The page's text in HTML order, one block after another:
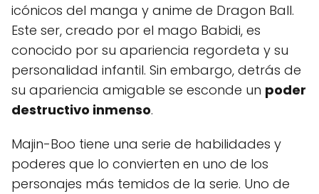
icónicos del manga y anime de Dragon Ball.
Este ser, creado por el mago Babidi, es
conocido por su apariencia regordeta y su
personalidad infantil. Sin embargo, detrás de
su apariencia amigable se esconde un poder
destructivo inmenso.
Majin-Boo tiene una serie de habilidades y
poderes que lo convierten en uno de los
personajes más temidos de la serie. Uno de